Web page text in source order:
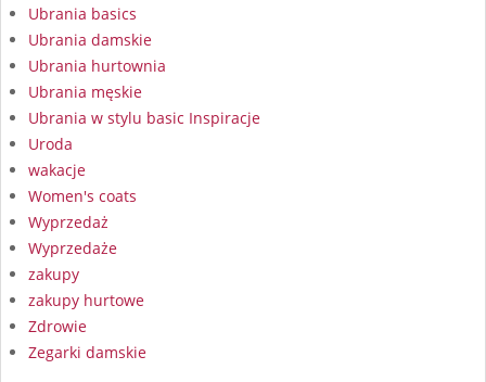
Ubrania basics
Ubrania damskie
Ubrania hurtownia
Ubrania męskie
Ubrania w stylu basic Inspiracje
Uroda
wakacje
Women's coats
Wyprzedaż
Wyprzedaże
zakupy
zakupy hurtowe
Zdrowie
Zegarki damskie